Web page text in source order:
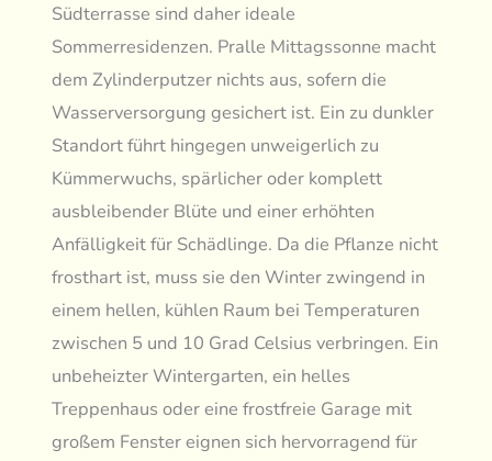
Südterrasse sind daher ideale
Sommerresidenzen. Pralle Mittagssonne macht
dem Zylinderputzer nichts aus, sofern die
Wasserversorgung gesichert ist. Ein zu dunkler
Standort führt hingegen unweigerlich zu
Kümmerwuchs, spärlicher oder komplett
ausbleibender Blüte und einer erhöhten
Anfälligkeit für Schädlinge. Da die Pflanze nicht
frosthart ist, muss sie den Winter zwingend in
einem hellen, kühlen Raum bei Temperaturen
zwischen 5 und 10 Grad Celsius verbringen. Ein
unbeheizter Wintergarten, ein helles
Treppenhaus oder eine frostfreie Garage mit
großem Fenster eignen sich hervorragend für